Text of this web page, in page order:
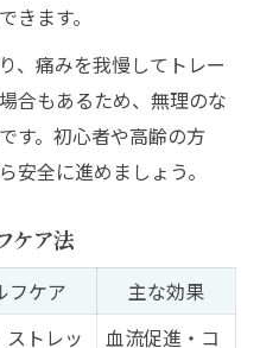
きます。
、痛みを我慢してトレー
合もあるため、無理のな
す。初心者や高齢の方
安全に進めましょう。
ケア法
フケア 主な効果
トレッ
血流促進・コ